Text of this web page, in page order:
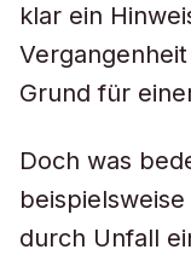
klar ein
Grund für
Doch was
durch Unfall